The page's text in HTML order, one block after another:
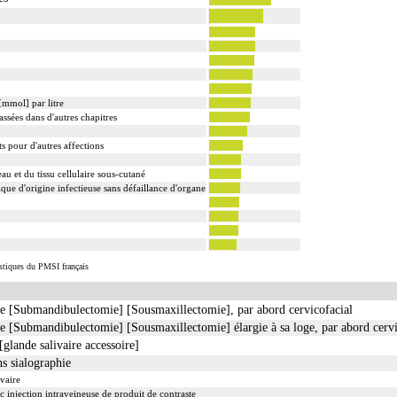
par litre
dans d'autres chapitres
pour d'autres affections
et du tissu cellulaire sous-cutané
d'origine infectieuse sans défaillance d'organe
du PMSI français
[Submandibulectomie] [Sousmaxillectomie], par abord cervicofacial
[Submandibulectomie] [Sousmaxillectomie] élargie à sa loge, par abord
salivaire accessoire]
sialographie
injection intraveineuse de produit de contraste